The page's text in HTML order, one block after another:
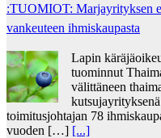
:TUOMIOT: Marjayrityksen
vankeuteen ihmiskaupasta
Lapin
tuominnut
välittäneen
toimitusjohtajan 78
vuoden […] [...]